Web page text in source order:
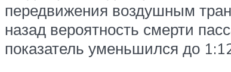
передвижения воздушным
назад вероятность смерти
показатель уменьшился до